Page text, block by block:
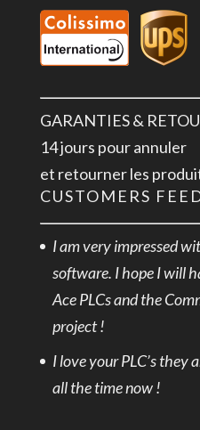
GARANTIES &
14 jours pour annuler
et retourner les
CUSTOMERS
I am very impressed
software. I hope I will
Ace PLCs and the
project !
I love your PLC’s they
all the time now !